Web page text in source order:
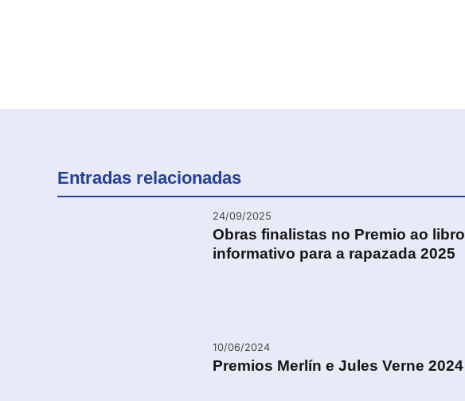
Entradas relacionadas
24/09/2025
Obras finalistas no Premio ao libro
informativo para a rapazada 2025
10/06/2024
Premios Merlín e Jules Verne 2024